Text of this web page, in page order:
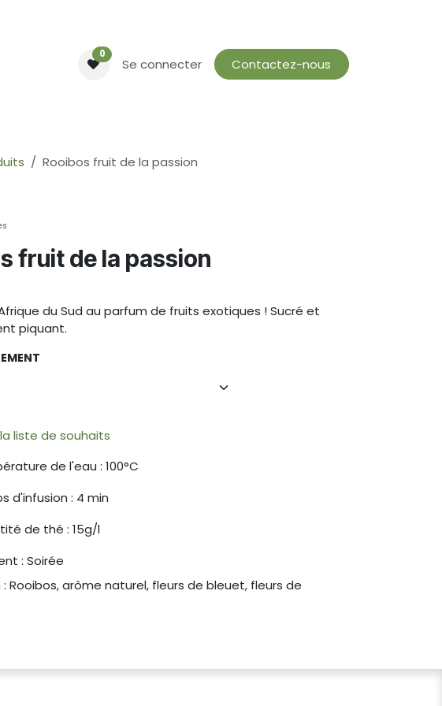
0
Se connecter Contactez-nous
Rooibos fruit de la passion
fruit de la passion
du Sud au parfum de fruits exotiques ! Sucré et
piquant.
liste de souhaits
de l'eau : 100°C
d'infusion : 4 min
de thé : 15g/l
: Soirée
Rooibos, arôme naturel, fleurs de bleuet, fleurs de